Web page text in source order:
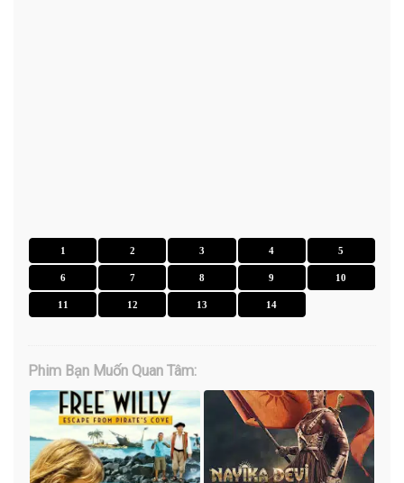
1 2 3 4 5
6 7 8 9 10
11 12 13 14
Phim Bạn Muốn Quan Tâm: